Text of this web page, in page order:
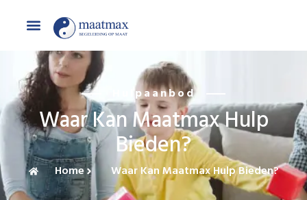
Hulpaanbod
Waar Kan Maatmax Hulp
Bieden?
Home Waar Kan Maatmax Hulp Bieden?